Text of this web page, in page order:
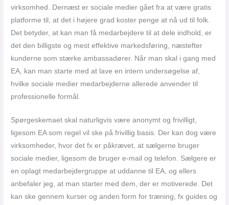
virksomhed. Dernæst er sociale medier gået fra at være gratis
platforme til, at det i højere grad koster penge at nå ud til folk.
Det betyder, at kan man få medarbejdere til at dele indhold, er
det den billigste og mest effektive markedsføring, næstefter
kunderne som stærke ambassadører. Når man skal i gang med
EA, kan man starte med at lave en intern undersøgelse af,
hvilke sociale medier medarbejderne allerede anvender til
professionelle formål.
Spørgeskemaet skal naturligvis være anonymt og frivilligt,
ligesom EA som regel vil ske på frivillig basis. Der kan dog være
virksomheder, hvor det fx er påkrævet, at sælgerne bruger
sociale medier, ligesom de bruger e-mail og telefon. Sælgere er
en oplagt medarbejdergruppe at uddanne til EA, og ellers
anbefaler jeg, at man starter med dem, der er motiverede. Det
kan ske gennem kurser og anden form for træning, fx guides og